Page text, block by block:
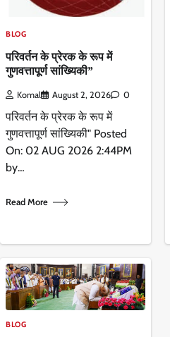
BLOG
परिवर्तन के प्रेरक के रूप में
गुणवत्तापूर्ण सांख्यिकी”
Komal August 2, 2026 0
परिवर्तन के प्रेरक के रूप में
गुणवत्तापूर्ण सांख्यिकी" Posted
On: 02 AUG 2026 2:44PM
by…
Read More
BLOG